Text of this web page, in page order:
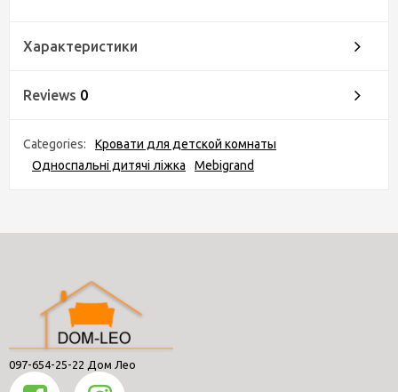
Характеристики
Reviews 0
Categories:
Кровати для детской комнаты
Односпальні дитячі ліжка
Mebigrand
097-654-25-22 Дом Лео